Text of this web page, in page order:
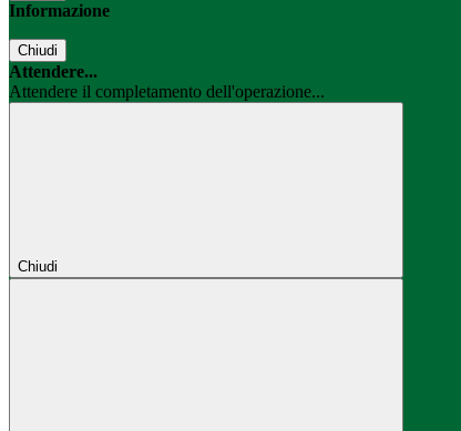
Informazione
Chiudi
Attendere...
Attendere il completamento dell'operazione...
Chiudi